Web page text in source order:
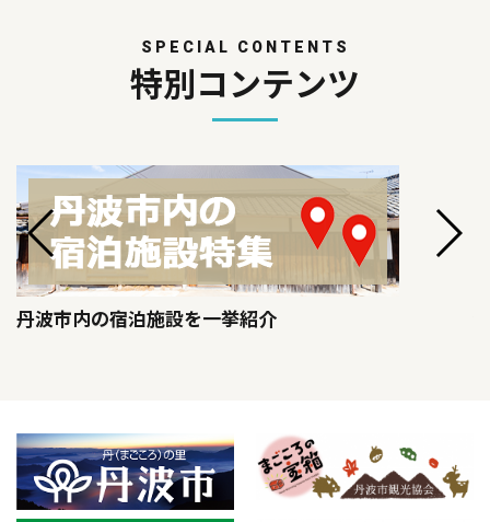
SPECIAL CONTENTS
特別コンテンツ
丹波市内の宿泊施設を一挙紹介